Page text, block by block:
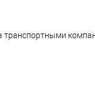
транспортными